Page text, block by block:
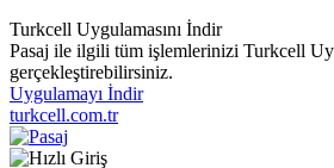
Turkcell Uygulamasını İndir
Pasaj ile ilgili tüm işlemlerinizi Turkcell
gerçekleştirebilirsiniz.
Uygulamayı İndir
turkcell.com.tr